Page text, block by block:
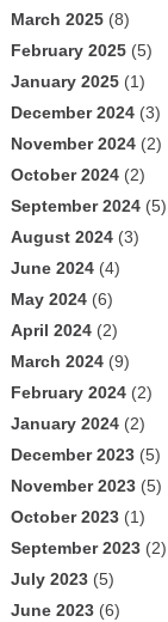
March 2025 (8)
February 2025 (5)
January 2025 (1)
December 2024 (3)
November 2024 (2)
October 2024 (2)
September 2024 (5)
August 2024 (3)
June 2024 (4)
May 2024 (6)
April 2024 (2)
March 2024 (9)
February 2024 (2)
January 2024 (2)
December 2023 (5)
November 2023 (5)
October 2023 (1)
September 2023 (2)
July 2023 (5)
June 2023 (6)